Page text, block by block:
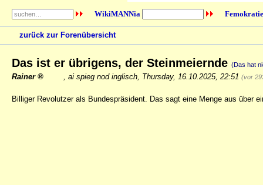
WikiMANNia
zurück zur Forenübersicht
Das ist er übrigens, der Steinmeiernde (Das hat
Rainer ai spieg nod inglisch Thursday, 16.10.2025, 22:51 (vor
Billiger Revolutzer als Bundespräsident. Das sagt eine Menge aus über